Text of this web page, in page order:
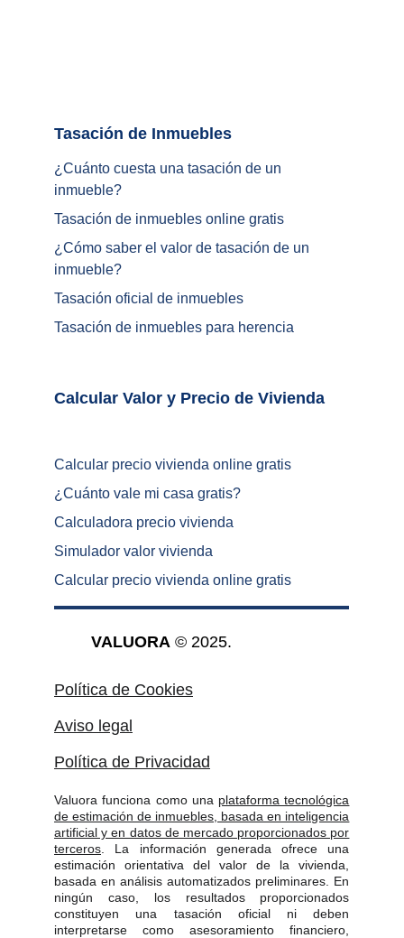
Valuora funciona como una plataforma tecnológica
de estimación de inmuebles, basada en inteligencia
artificial y en datos de mercado proporcionados por
terceros . La información generada ofrece una
estimación orientativa del valor de la vivienda,
basada en análisis automatizados preliminares. En
ningún caso, los resultados proporcionados
constituyen una tasación oficial ni deben
interpretarse como asesoramiento financiero,
VALUORA © 2025.
Aviso legal
Política de Privacidad
Política de Cookies
¿Cuánto cuesta una tasación de un
inmueble?
Tasación de inmuebles online gratis
¿ Cómo saber el valor de tasación de un
inmueble?
Tasación oficial de inmuebles
Tasación de inmuebles para herencia
Calcular precio vivienda online gratis
¿ Cuánto vale mi casa gratis?
Calculadora precio vivienda
Simulador valor vivienda
Calcular precio vivienda online gratis